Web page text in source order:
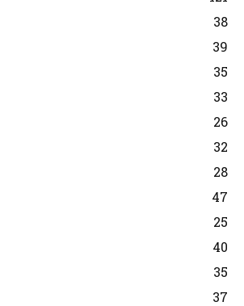
38
39
35
33
26
32
28
47
25
40
35
37